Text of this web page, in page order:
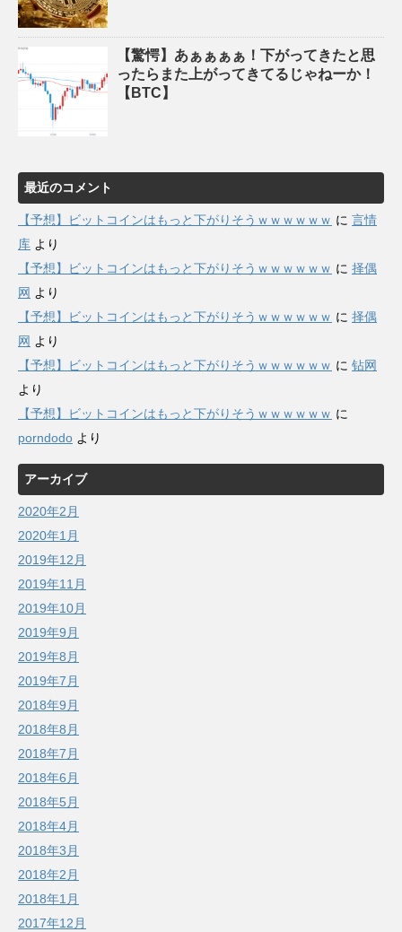
【驚愕】あぁぁぁぁ！下がってきたと思
ったらまた上がってきてるじゃねーか！
【BTC】
最近のコメント
【予想】ビットコインはもっと下がりそうｗｗｗｗｗｗ に 言情
库 より
【予想】ビットコインはもっと下がりそうｗｗｗｗｗｗ に 择偶
网 より
【予想】ビットコインはもっと下がりそうｗｗｗｗｗｗ に 择偶
网 より
【予想】ビットコインはもっと下がりそうｗｗｗｗｗｗ に 钻网
より
【予想】ビットコインはもっと下がりそうｗｗｗｗｗｗ に
porndodo より
アーカイブ
2020年2月
2020年1月
2019年12月
2019年11月
2019年10月
2019年9月
2019年8月
2019年7月
2018年9月
2018年8月
2018年7月
2018年6月
2018年5月
2018年4月
2018年3月
2018年2月
2018年1月
2017年12月